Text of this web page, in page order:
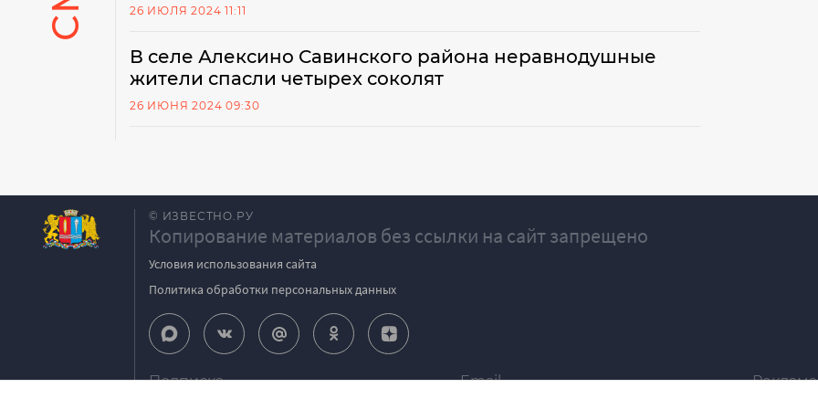
26 ИЮЛЯ 2024 11:11
В селе Алексино Савинского района неравнодушные
жители спасли четырех соколят
26 ИЮНЯ 2024 09:30
© ИЗВЕСТНО.РУ
Копирование материалов без ссылки на сайт запрещено
Условия использования сайта
Политика обработки персональных данных
Подписка
Email
Реклама